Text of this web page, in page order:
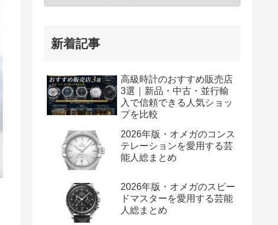
新着記事
高級時計のおすすめ販売店
3選｜新品・中古・並行輸
入で信頼できる人気ショッ
プを比較
2026年版・オメガのコンス
テレーションを愛用する芸
能人総まとめ
2026年版・オメガのスピー
ドマスターを愛用する芸能
人総まとめ